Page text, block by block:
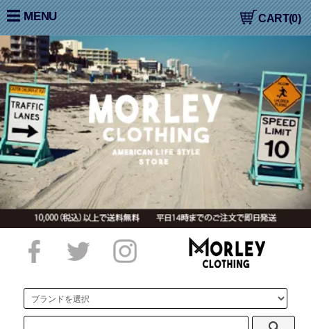
大阪高槻,国産ジーンズ,アメカジ,通販,販売, COLIMBO,コリン
ボ,WORKERS,ワーカーズ,LOOP&WEFT,ループ＆ウェフト CART(0)
MENU